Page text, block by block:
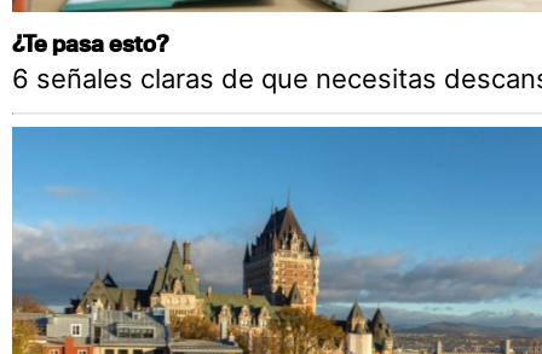
¿Te pasa esto?
6 señales claras de que necesitas